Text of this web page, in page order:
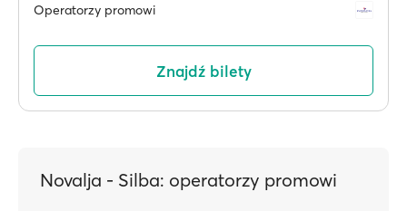
Operatorzy promowi
Znajdź bilety
Novalja - Silba: operatorzy promowi